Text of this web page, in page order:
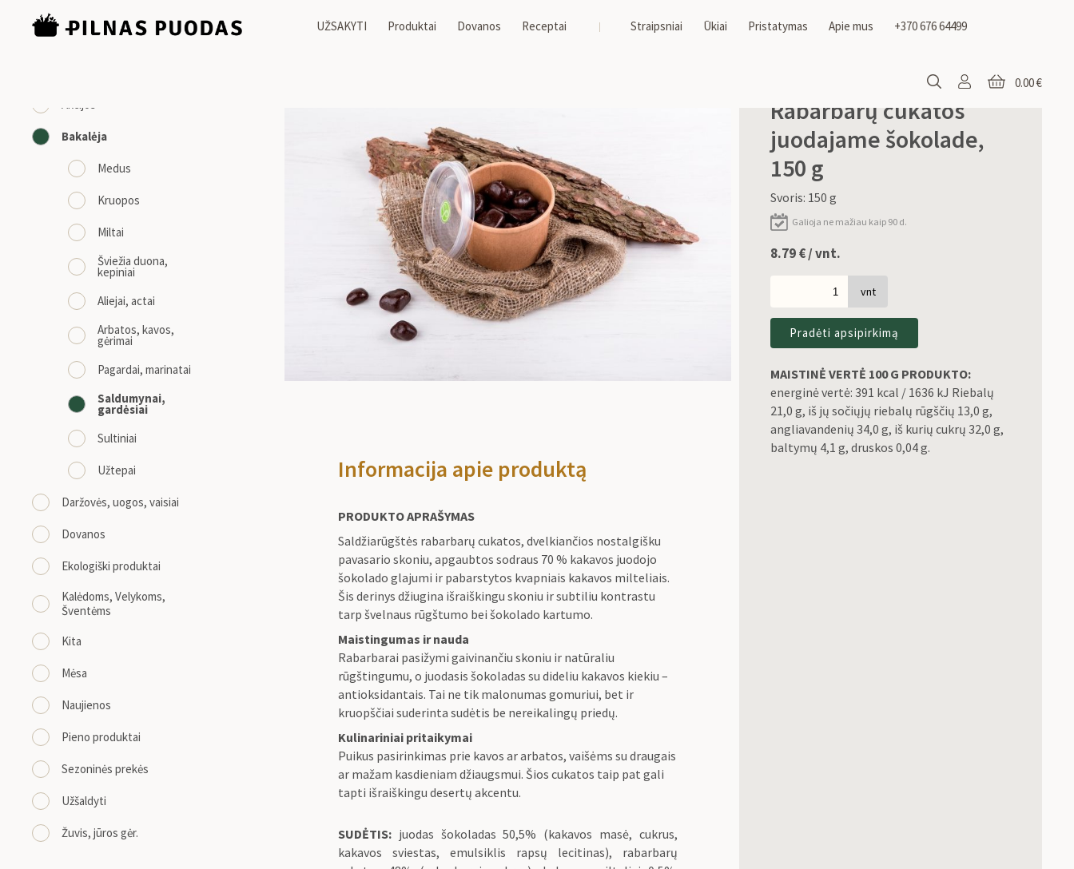
UŽSAKYTI Produktai Dovanos Receptai Straipsniai Ūkiai Pristatymas Apie mus +370 676 64499
0.00 €
Akcijos
Bakalėja
Medus
Kruopos
Miltai
Šviežia duona,
kepiniai
Aliejai, actai
Arbatos, kavos,
gėrimai
Pagardai, marinatai
Saldumynai,
gardėsiai
Sultiniai
Užtepai
Daržovės, uogos, vaisiai
Dovanos
Ekologiški produktai
Kalėdoms, Velykoms,
Šventėms
Kita
Mėsa
Naujienos
Pieno produktai
Sezoninės prekės
Užšaldyti
Žuvis, jūros gėr.
Informacija apie produktą
PRODUKTO APRAŠYMAS
Saldžiarūgštės rabarbarų cukatos, dvelkiančios nostalgišku
pavasario skoniu, apgaubtos sodraus 70 % kakavos juodojo
šokolado glajumi ir pabarstytos kvapniais kakavos milteliais.
Šis derinys džiugina išraiškingu skoniu ir subtiliu kontrastu
tarp švelnaus rūgštumo bei šokolado kartumo.
Maistingumas ir nauda
Rabarbarai pasižymi gaivinančiu skoniu ir natūraliu
rūgštingumu, o juodasis šokoladas su dideliu kakavos kiekiu –
antioksidantais. Tai ne tik malonumas gomuriui, bet ir
kruopščiai suderinta sudėtis be nereikalingų priedų.
Kulinariniai pritaikymai
Puikus pasirinkimas prie kavos ar arbatos, vaišėms su draugais
ar mažam kasdieniam džiaugsmui. Šios cukatos taip pat gali
tapti išraiškingu desertų akcentu.
SUDĖTIS: juodas šokoladas 50,5% (kakavos masė, cukrus,
kakavos sviestas, emulsiklis rapsų lecitinas), rabarbarų
Rabarbarų cukatos
juodajame šokolade,
150 g
Svoris: 150 g
Galioja ne mažiau kaip 90 d.
8.79€/ vnt.
vnt
Pradėti apsipirkimą
MAISTINĖ VERTĖ 100 G PRODUKTO:
energinė vertė: 391 kcal / 1636 kJ Riebalų
21,0 g, iš jų sočiųjų riebalų rūgščių 13,0 g,
angliavandenių 34,0 g, iš kurių cukrų 32,0 g,
baltymų 4,1 g, druskos 0,04 g.